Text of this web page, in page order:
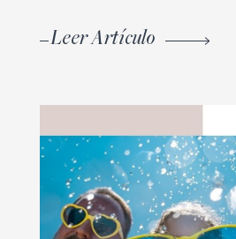
Leer Artículo